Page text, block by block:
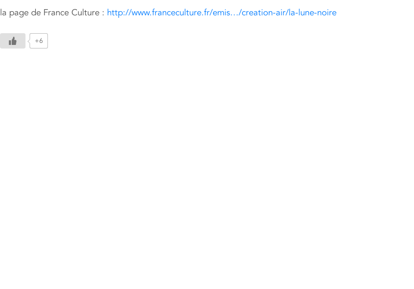
la page de France Culture : http://www.franceculture.fr/emis…/creation-air/la-lune-noire
+6